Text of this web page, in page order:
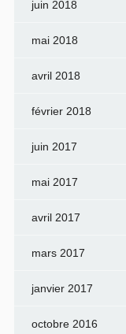
juin 2018
mai 2018
avril 2018
février 2018
juin 2017
mai 2017
avril 2017
mars 2017
janvier 2017
octobre 2016